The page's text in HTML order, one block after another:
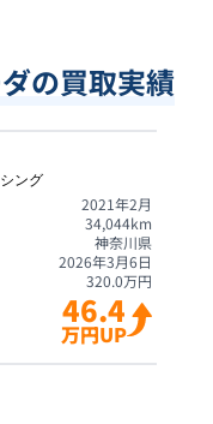
の買取実績
ング
2021年2月
34,044km
神奈川県
2026年3月6日
320.0万円
46.4
万円UP